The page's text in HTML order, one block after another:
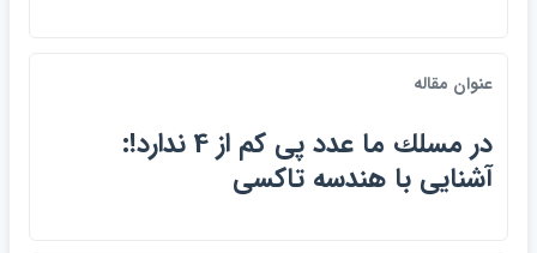
عنوان مقاله
در مسلك ما عدد پي كم از 4 ندارد!:
آشنايي با هندسه تاكسي